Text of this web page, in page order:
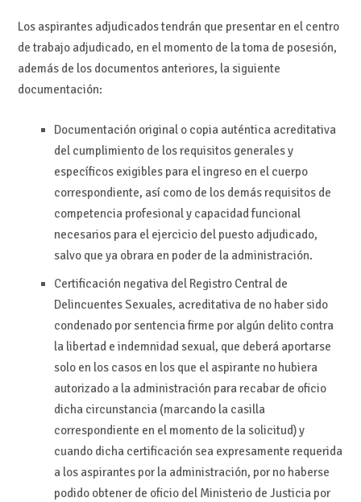
Los aspirantes adjudicados tendrán que presentar en el centro
de trabajo adjudicado, en el momento de la toma de posesión,
además de los documentos anteriores, la siguiente
documentación:
Documentación original o copia auténtica acreditativa
del cumplimiento de los requisitos generales y
específicos exigibles para el ingreso en el cuerpo
correspondiente, así como de los demás requisitos de
competencia profesional y capacidad funcional
necesarios para el ejercicio del puesto adjudicado,
salvo que ya obrara en poder de la administración.
Certificación negativa del Registro Central de
Delincuentes Sexuales, acreditativa de no haber sido
condenado por sentencia firme por algún delito contra
la libertad e indemnidad sexual, que deberá aportarse
solo en los casos en los que el aspirante no hubiera
autorizado a la administración para recabar de oficio
dicha circunstancia (marcando la casilla
correspondiente en el momento de la solicitud) y
cuando dicha certificación sea expresamente requerida
a los aspirantes por la administración, por no haberse
podido obtener de oficio del Ministerio de Justicia por